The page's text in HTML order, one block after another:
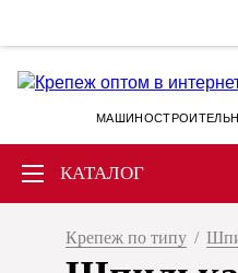
КАТАЛОГ
Крепеж по типу /